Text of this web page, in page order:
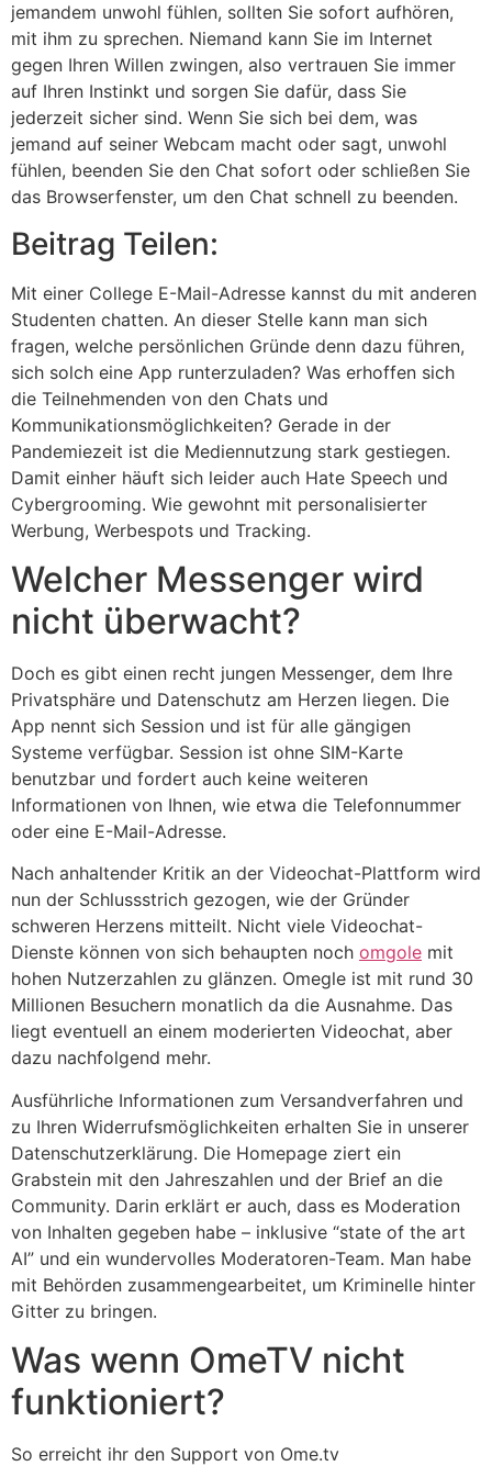
jemandem unwohl fühlen, sollten Sie sofort aufhören,
mit ihm zu sprechen. Niemand kann Sie im Internet
gegen Ihren Willen zwingen, also vertrauen Sie immer
auf Ihren Instinkt und sorgen Sie dafür, dass Sie
jederzeit sicher sind. Wenn Sie sich bei dem, was
jemand auf seiner Webcam macht oder sagt, unwohl
fühlen, beenden Sie den Chat sofort oder schließen Sie
das Browserfenster, um den Chat schnell zu beenden.
Beitrag Teilen:
Mit einer College E-Mail-Adresse kannst du mit anderen
Studenten chatten. An dieser Stelle kann man sich
fragen, welche persönlichen Gründe denn dazu führen,
sich solch eine App runterzuladen? Was erhoffen sich
die Teilnehmenden von den Chats und
Kommunikationsmöglichkeiten? Gerade in der
Pandemiezeit ist die Mediennutzung stark gestiegen.
Damit einher häuft sich leider auch Hate Speech und
Cybergrooming. Wie gewohnt mit personalisierter
Werbung, Werbespots und Tracking.
Welcher Messenger wird
nicht überwacht?
Doch es gibt einen recht jungen Messenger, dem Ihre
Privatsphäre und Datenschutz am Herzen liegen. Die
App nennt sich Session und ist für alle gängigen
Systeme verfügbar. Session ist ohne SIM-Karte
benutzbar und fordert auch keine weiteren
Informationen von Ihnen, wie etwa die Telefonnummer
oder eine E-Mail-Adresse.
Nach anhaltender Kritik an der Videochat-Plattform wird
nun der Schlussstrich gezogen, wie der Gründer
schweren Herzens mitteilt. Nicht viele Videochat-
Dienste können von sich behaupten noch omgole mit
hohen Nutzerzahlen zu glänzen. Omegle ist mit rund 30
Millionen Besuchern monatlich da die Ausnahme. Das
liegt eventuell an einem moderierten Videochat, aber
dazu nachfolgend mehr.
Ausführliche Informationen zum Versandverfahren und
zu Ihren Widerrufsmöglichkeiten erhalten Sie in unserer
Datenschutzerklärung. Die Homepage ziert ein
Grabstein mit den Jahreszahlen und der Brief an die
Community. Darin erklärt er auch, dass es Moderation
von Inhalten gegeben habe – inklusive “state of the art
AI” und ein wundervolles Moderatoren-Team. Man habe
mit Behörden zusammengearbeitet, um Kriminelle hinter
Gitter zu bringen.
Was wenn OmeTV nicht
funktioniert?
So erreicht ihr den Support von Ome.tv